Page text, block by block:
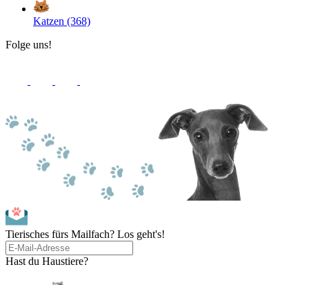
Katzen (368)
Folge uns!
Tierisches fürs Mailfach? Los geht's!
Hast du Haustiere?